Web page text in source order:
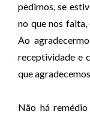
pedimos, se
no que nos falta,
Ao
receptividade e
que agradecemos.
Não há